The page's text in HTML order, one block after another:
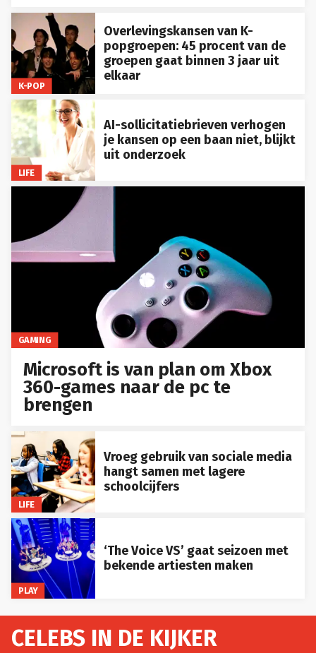
K-POP
Overlevingskansen van K-
popgroepen: 45 procent van de
groepen gaat binnen 3 jaar uit
elkaar
LIFE
AI-sollicitatiebrieven verhogen
je kansen op een baan niet, blijkt
uit onderzoek
GAMING
Microsoft is van plan om Xbox
360-games naar de pc te
brengen
LIFE
Vroeg gebruik van sociale media
hangt samen met lagere
schoolcijfers
PLAY
‘The Voice VS’ gaat seizoen met
bekende artiesten maken
CELEBS IN DE KIJKER